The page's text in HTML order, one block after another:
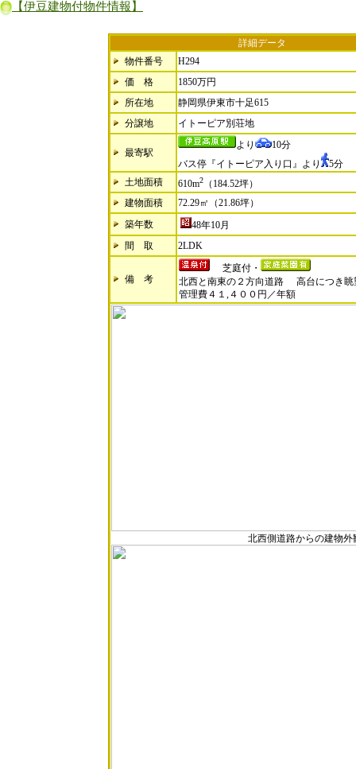
【伊豆建物付物件情報】
詳細データ
物件番号
H294
価 格
1850万円
所在地
静岡県伊東市十足615
分譲地
イトーピア別荘地
最寄駅
より
10分
バス停『イトーピア入り口』より
5分
土地面積
610m2
（184.52坪）
建物面積
72.29㎡（21.86坪）
築年数
48年10月
間 取
2LDK
備 考
芝庭付・
北西と南東の２方向道路
高台につき眺
管理費４１,４００円／年額
北西側道路からの建物外